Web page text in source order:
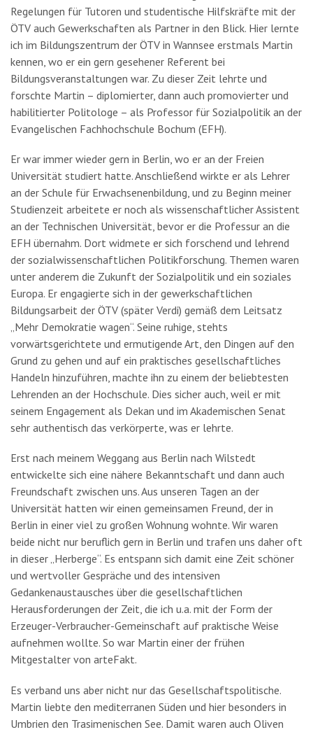
Regelungen für Tutoren und studentische Hilfskräfte mit der
ÖTV auch Gewerkschaften als Partner in den Blick. Hier lernte
ich im Bildungszentrum der ÖTV in Wannsee erstmals Martin
kennen, wo er ein gern gesehener Referent bei
Bildungsveranstaltungen war. Zu dieser Zeit lehrte und
forschte Martin – diplomierter, dann auch promovierter und
habilitierter Politologe – als Professor für Sozialpolitik an der
Evangelischen Fachhochschule Bochum (EFH).
Er war immer wieder gern in Berlin, wo er an der Freien
Universität studiert hatte. Anschließend wirkte er als Lehrer
an der Schule für Erwachsenenbildung, und zu Beginn meiner
Studienzeit arbeitete er noch als wissenschaftlicher Assistent
an der Technischen Universität, bevor er die Professur an die
EFH übernahm. Dort widmete er sich forschend und lehrend
der sozialwissenschaftlichen Politikforschung. Themen waren
unter anderem die Zukunft der Sozialpolitik und ein soziales
Europa. Er engagierte sich in der gewerkschaftlichen
Bildungsarbeit der ÖTV (später Verdi) gemäß dem Leitsatz
„Mehr Demokratie wagen“. Seine ruhige, stehts
vorwärtsgerichtete und ermutigende Art, den Dingen auf den
Grund zu gehen und auf ein praktisches gesellschaftliches
Handeln hinzuführen, machte ihn zu einem der beliebtesten
Lehrenden an der Hochschule. Dies sicher auch, weil er mit
seinem Engagement als Dekan und im Akademischen Senat
sehr authentisch das verkörperte, was er lehrte.
Erst nach meinem Weggang aus Berlin nach Wilstedt
entwickelte sich eine nähere Bekanntschaft und dann auch
Freundschaft zwischen uns. Aus unseren Tagen an der
Universität hatten wir einen gemeinsamen Freund, der in
Berlin in einer viel zu großen Wohnung wohnte. Wir waren
beide nicht nur beruflich gern in Berlin und trafen uns daher oft
in dieser „Herberge“. Es entspann sich damit eine Zeit schöner
und wertvoller Gespräche und des intensiven
Gedankenaustausches über die gesellschaftlichen
Herausforderungen der Zeit, die ich u.a. mit der Form der
Erzeuger-Verbraucher-Gemeinschaft auf praktische Weise
aufnehmen wollte. So war Martin einer der frühen
Mitgestalter von arteFakt.
Es verband uns aber nicht nur das Gesellschaftspolitische.
Martin liebte den mediterranen Süden und hier besonders in
Umbrien den Trasimenischen See. Damit waren auch Oliven